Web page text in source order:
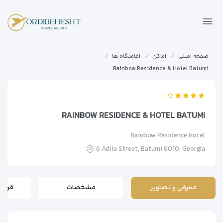
صفحه اصلی اماکن
اقامتگاه ها
Rainbow Residence & Hotel Batumi
RAINBOW RESIDENCE & HOTEL BATUMI
Rainbow Residence Hotel
6 Adlia Street, Batumi 6010, Georgia
معرفی و تصاویر مشخصات